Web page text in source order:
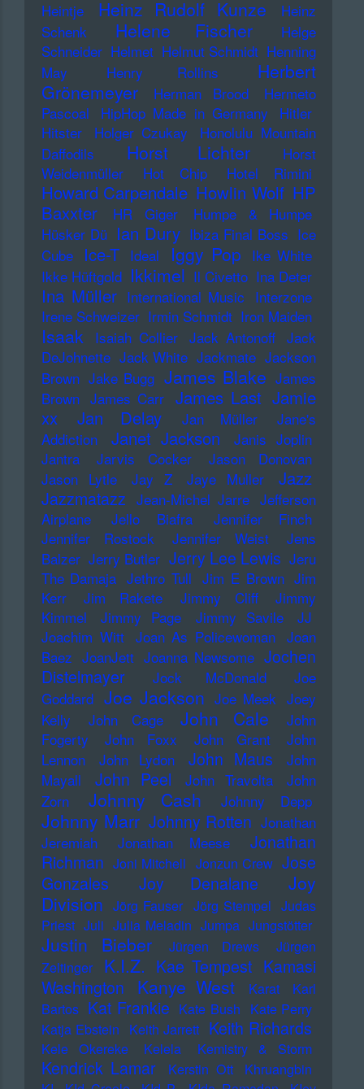
Heintje
Heinz Rudolf Kunze
Heinz
Schenk
Helene Fischer
Helge
Schneider Helmet Helmut Schmidt Henning
May
Henry Rollins
Herbert
Grönemeyer
Herman Brood
Hermeto
Pascoal
HipHop Made in Germany
Hitler
Hitster
Holger Czukay
Honolulu Mountain
Daffodils
Horst Lichter
Horst
Weidenmüller
Hot Chip Hotel Rimini
Howard Carpendale Howlin Wolf HP
Baxxter
HR Giger
Humpe & Humpe
Hüsker Dü Ian Dury Ibiza Final Boss Ice
Cube
Ice-T Ideal Iggy Pop Ike White
Ikke Hüftgold Ikkimel Il Civetto Ina Deter
Ina Müller International Music Interzone
Irene Schweizer Irmin Schmidt Iron Maiden
Isaak Isaiah Collier Jack Antonoff Jack
DeJohnette Jack White Jackmate Jackson
Brown Jake Bugg James Blake James
Brown James Carr James Last Jamie
xx
Jan Delay Jan Müller
Jane's
Addiction
Janet Jackson
Janis Joplin
Jantra
Jarvis Cocker
Jason Donovan
Jason Lytle
Jay Z Jaye Muller Jazz
Jazzmatazz Jean-Michel Jarre Jefferson
Airplane
Jello Biafra
Jennifer Finch
Jennifer Rostock
Jennifer Weist
Jens
Balzer Jerry Butler Jerry Lee Lewis Jeru
The Damaja Jethro Tull Jim E Brown Jim
Kerr
Jim Rakete Jimmy Cliff
Jimmy
Kimmel
Jimmy Page Jimmy Savile
JJ
Joachim Witt Joan As Policewoman Joan
Baez JoanJett Joanna Newsome Jochen
Distelmayer
Jock McDonald
Joe
Goddard Joe Jackson Joe Meek Joey
Kelly
John Cage John Cale
John
Fogerty
John Foxx John Grant
John
Lennon
John Lydon John Maus
John
Mayall
John Peel John Travolta
John
Zorn
Johnny Cash Johnny Depp
Johnny Marr Johnny Rotten Jonathan
Jeremiah
Jonathan Meese
Jonathan
Richman Joni Mitchell Jonzun Crew Jose
Gonzales
Joy Denalane
Joy
Division Jörg Fauser Jörg Stempel Judas
Priest Juli Julia Meladin Jumpa Jungstötter
Justin Bieber Jürgen Drews
Jürgen
Zeltinger
K.I.Z. Kae Tempest Kamasi
Washington
Kanye West Karat
Karl
Bartos Kat Frankie Kate Bush Kate Perry
Katja Ebstein Keith Jarrett Keith Richards
Kele Okereke Kelela Kemistry & Storm
Kendrick Lamar Kerstin Ott
Khruangbin